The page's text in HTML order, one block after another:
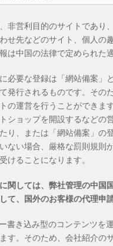
非営利目的のサイトであり
せ先などのサイト、個人の
は中国の法律で定められた
必要な登録は「網站備案」
発行されるものです。そ
の運営を行うことができま
ショップを開設するなどの
り、または「網站備案」の
ない場合、厳格な罰則規則
けることになります。
関しては、弊社管理の中国
て、国外のお客様の代理申
書き込み型のコンテンツを
す。そのため、会社紹介の